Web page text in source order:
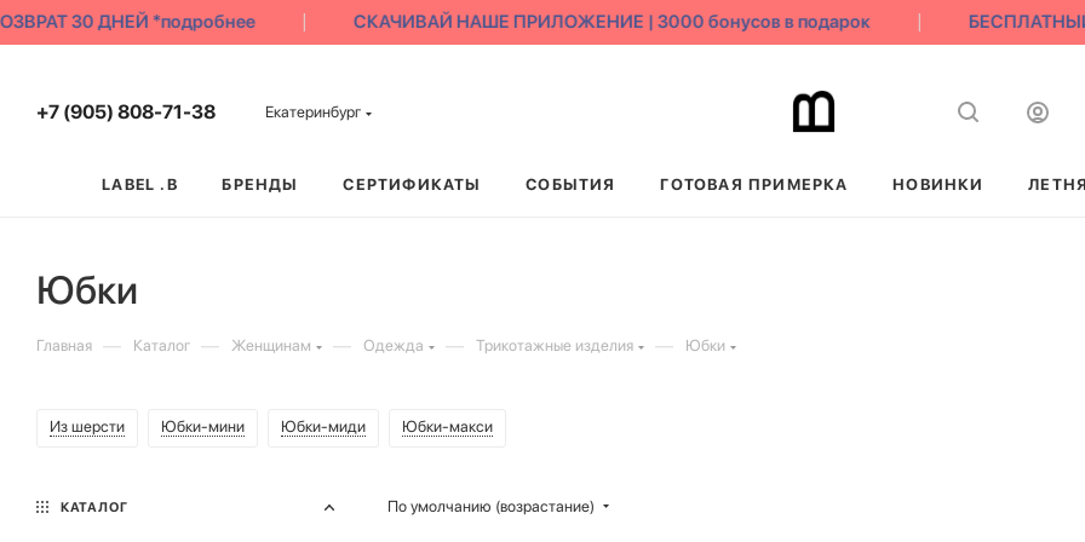
30 ДНЕЙ *подробнее СКАЧИВАЙ НАШЕ ПРИЛОЖЕНИЕ | 3000 бонусов в подарок БЕСПЛАТНЫЙ
+7 (905) 808-71-38 Екатеринбург
LABEL .B БРЕНДЫ СЕРТИФИКАТЫ СОБЫТИЯ ГОТОВАЯ ПРИМЕРКА НОВИНКИ
Юбки
Главная — Каталог — Женщинам — Одежда — Трикотажные изделия — Юбки
Из шерсти Юбки-мини Юбки-миди Юбки-макси
По умолчанию (возрастание)
КАТАЛОГ